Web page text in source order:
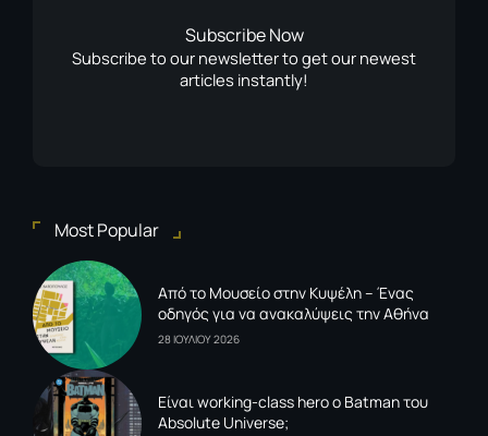
Subscribe Now
Subscribe to our newsletter to get our newest
articles instantly!
Most Popular
Από το Μουσείο στην Κυψέλη – Ένας
οδηγός για να ανακαλύψεις την Αθήνα
28 ΙΟΥΛΙΟΥ 2026
Είναι working-class hero ο Batman του
Absolute Universe;